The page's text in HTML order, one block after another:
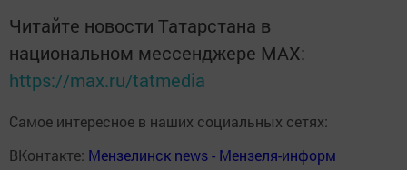
Читайте новости Татарстана в
национальном мессенджере MАХ:
https://max.ru/tatmedia
Самое интересное в наших социальных сетях:
ВКонтакте: Мензелинск news - Мензеля-информ